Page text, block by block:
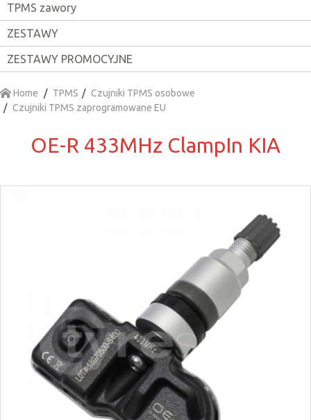
TPMS zawory
ZESTAWY
ZESTAWY PROMOCYJNE
Home TPMS
Czujniki TPMS osobowe
Czujniki TPMS zaprogramowane EU
OE-R 433MHz ClampIn KIA